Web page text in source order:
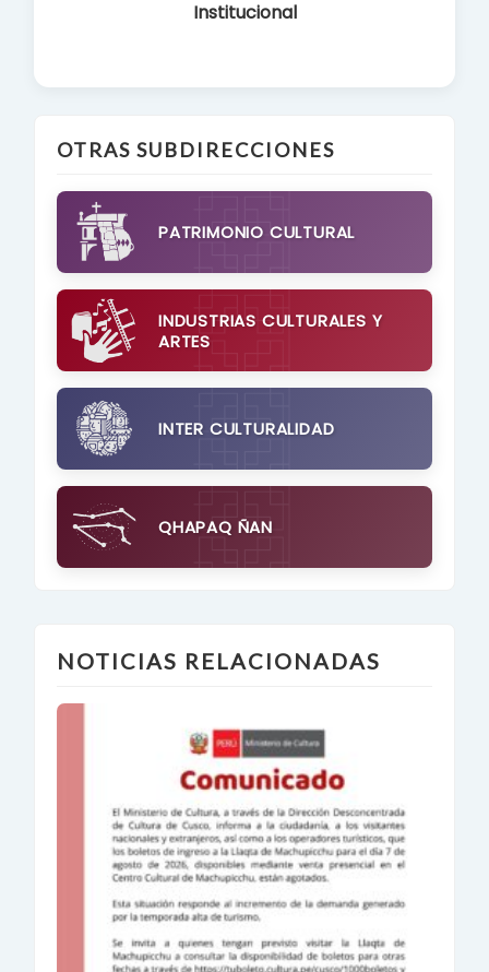
Institucional
OTRAS SUBDIRECCIONES
PATRIMONIO CULTURAL
INDUSTRIAS CULTURALES Y
ARTES
INTER CULTURALIDAD
QHAPAQ ÑAN
NOTICIAS RELACIONADAS